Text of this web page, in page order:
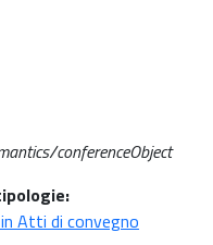
conferenceObject
Atti di convegno